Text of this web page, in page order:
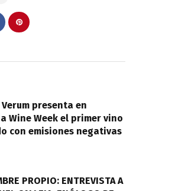
presenta en
Wine Week el primer vino
con emisiones negativas
PROPIO: ENTREVISTA A